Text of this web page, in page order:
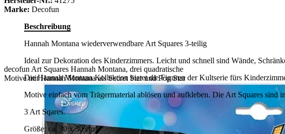
decofun Art Squares Hannah Montana, drei quadratische
Motive mit Hannah Montana als Secret Star und Pop Star
Marke: Decofun
Beschreibung
Hannah Montana wiederverwendbare Art Squares 3-teilig
Ideal zur Dekoration des Kinderzimmers. Leicht und schnell sind Wände,
Die Hannah Montana Kollektion bietet die Figuren der Kultserie fürs
Motive einfach vom Trägermaterial ablösen und aufkleben. Die Art Squares sind
3 Art Sqares.
Größe: ca. 30 x 30 cm